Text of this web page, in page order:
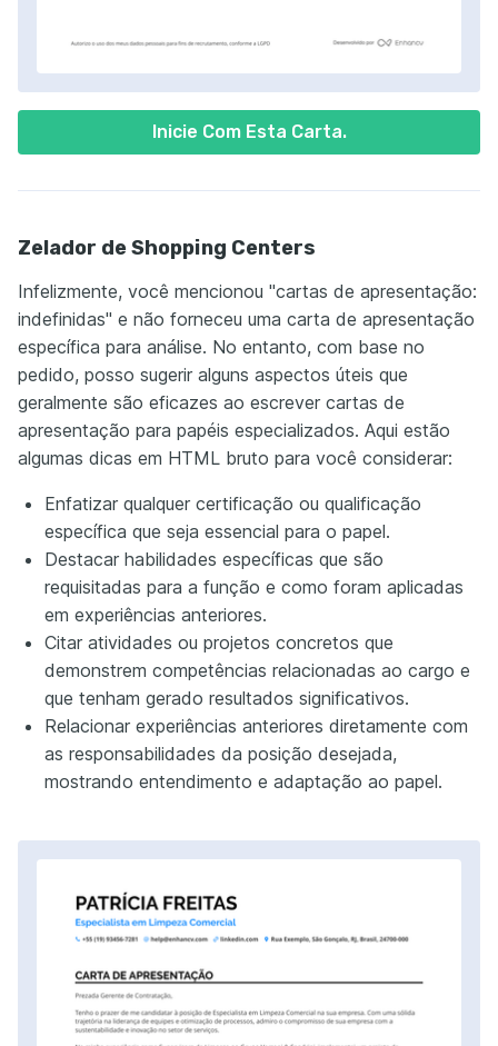
Inicie Com Esta Carta.
Zelador de Shopping Centers
Infelizmente, você mencionou "cartas de apresentação:
indefinidas" e não forneceu uma carta de apresentação
específica para análise. No entanto, com base no
pedido, posso sugerir alguns aspectos úteis que
geralmente são eficazes ao escrever cartas de
apresentação para papéis especializados. Aqui estão
algumas dicas em HTML bruto para você considerar:
Enfatizar qualquer certificação ou qualificação
específica que seja essencial para o papel.
Destacar habilidades específicas que são
requisitadas para a função e como foram aplicadas
em experiências anteriores.
Citar atividades ou projetos concretos que
demonstrem competências relacionadas ao cargo e
que tenham gerado resultados significativos.
Relacionar experiências anteriores diretamente com
as responsabilidades da posição desejada,
mostrando entendimento e adaptação ao papel.